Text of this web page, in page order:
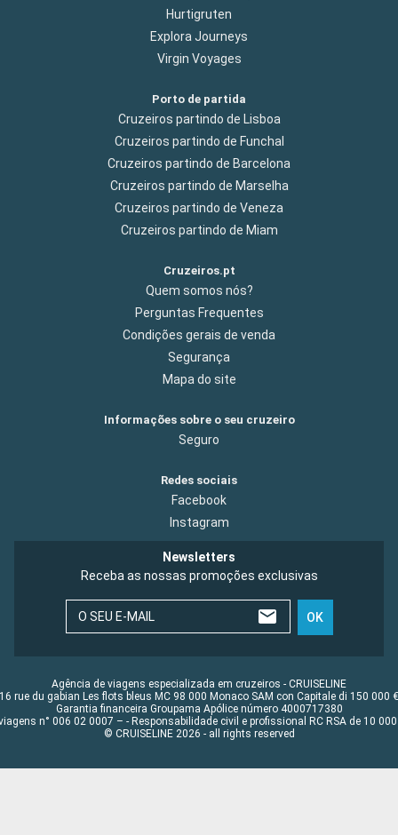
Hurtigruten
Explora Journeys
Virgin Voyages
Porto de partida
Cruzeiros partindo de Lisboa
Cruzeiros partindo de Funchal
Cruzeiros partindo de Barcelona
Cruzeiros partindo de Marselha
Cruzeiros partindo de Veneza
Cruzeiros partindo de Miam
Cruzeiros.pt
Quem somos nós?
Perguntas Frequentes
Condições gerais de venda
Segurança
Mapa do site
Informações sobre o seu cruzeiro
Seguro
Redes sociais
Facebook
Instagram
Newsletters
Receba as nossas promoções exclusivas
O SEU E-MAIL OK
Agência de viagens especializada em cruzeiros - CRUISELINE
16 rue du gabian Les flots bleus MC 98 000 Monaco SAM con Capitale di 150 000 €
Garantia financeira Groupama Apólice número 4000717380
n° 006 02 0007 – - Responsabilidade civil e profissional RC RSA de 10 000
© CRUISELINE 2026 - all rights reserved